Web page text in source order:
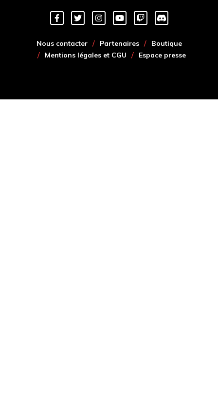
Nous contacter Partenaires
Boutique
Mentions légales et CGU
Espace presse